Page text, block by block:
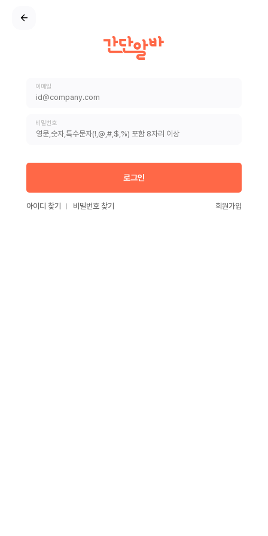
이메일
비밀번호
로그인
아이디 찾기 비밀번호 찾기 회원가입